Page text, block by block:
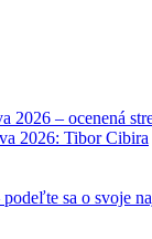
2026: Tibor Cibira
sa o svoje